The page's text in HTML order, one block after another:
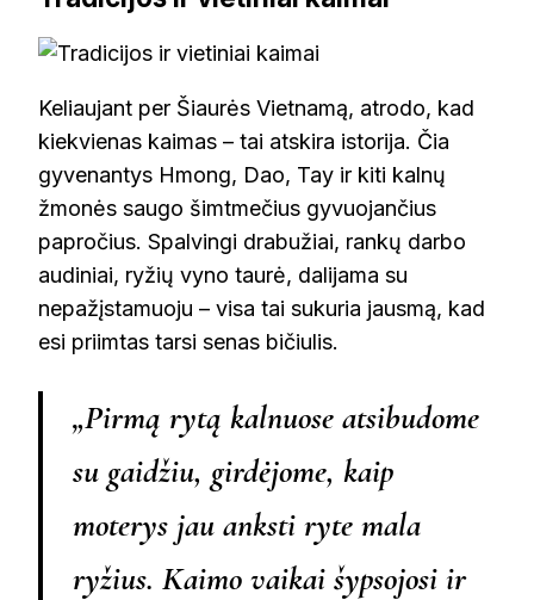
Keliaujant per Šiaurės Vietnamą, atrodo, kad
kiekvienas kaimas – tai atskira istorija. Čia
gyvenantys Hmong, Dao, Tay ir kiti kalnų
žmonės saugo šimtmečius gyvuojančius
papročius. Spalvingi drabužiai, rankų darbo
audiniai, ryžių vyno taurė, dalijama su
nepažįstamuoju – visa tai sukuria jausmą, kad
esi priimtas tarsi senas bičiulis.
„Pirmą rytą kalnuose atsibudome
su gaidžiu, girdėjome, kaip
moterys jau anksti ryte mala
ryžius. Kaimo vaikai šypsojosi ir